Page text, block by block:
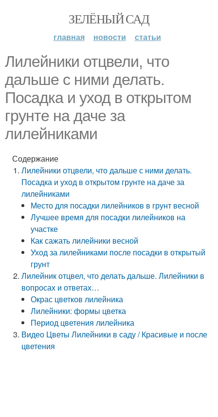
ЗЕЛЁНЫЙ САД
главная новости статьи
Лилейники отцвели, что
дальше с ними делать.
Посадка и уход в открытом
грунте на даче за
лилейниками
Содержание
Лилейники отцвели, что дальше с ними делать.
Посадка и уход в открытом грунте на даче за
лилейниками
Место для посадки лилейников в грунт весной
Лучшее время для посадки лилейников на
участке
Как сажать лилейники весной
Уход за лилейниками после посадки в открытый
грунт
Лилейник отцвел, что делать дальше. Лилейники в
вопросах и ответах…
Окрас цветков лилейника
Лилейники: формы цветка
Период цветения лилейника
Видео Цветы Лилейники в саду / Красивые и после
цветения ️